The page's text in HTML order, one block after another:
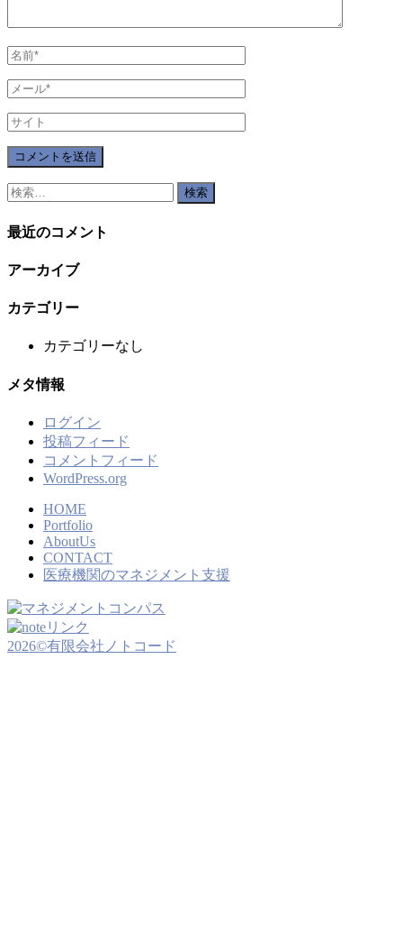
検
最近のコメント
アーカイブ
カテゴリー
カテゴリーなし
メタ情報
ログイン
投稿フィード
コメントフィード
WordPress.org
HOME
Portfolio
AboutUs
CONTACT
医療機関のマネジメント支援
2026©有限会社ノトコード